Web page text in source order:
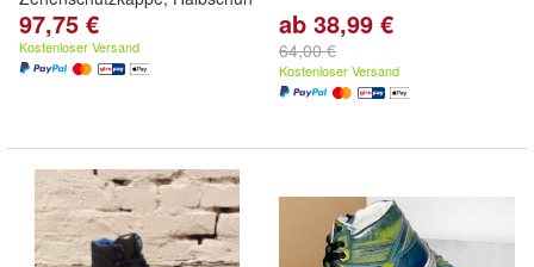
97,75 €
Kostenloser Versand
ab 38,99 €
64,00 €
Kostenloser Versand